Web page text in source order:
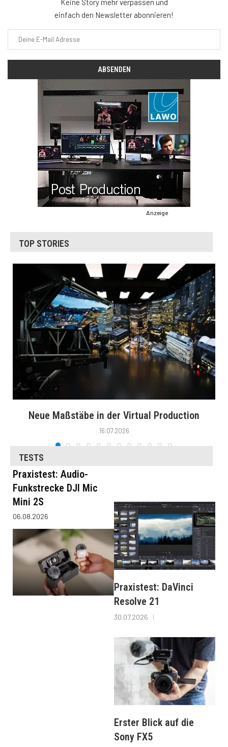
Keine Story mehr verpassen und
einfach den Newsletter abonnieren!
Anzeige
TOP STORIES
Neue Maßstäbe in der Virtual Production
16.07.2026
TESTS
Praxistest: Audio-
Funkstrecke DJI Mic
Mini 2S
06.08.2026
Praxistest: DaVinci
Resolve 21
30.07.2026
Erster Blick auf die
Sony FX5